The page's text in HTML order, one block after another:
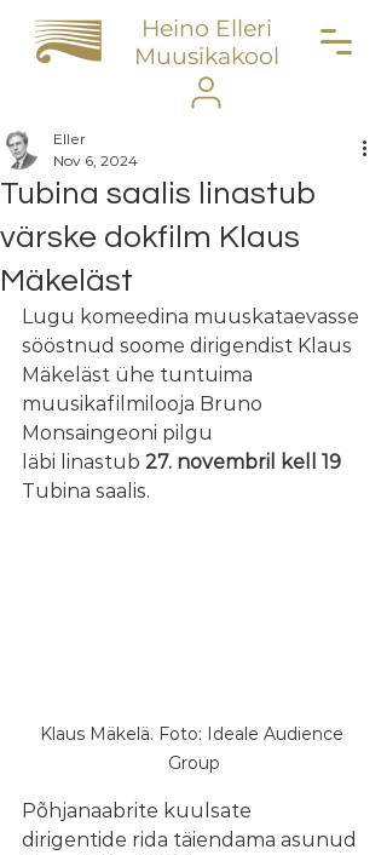
Heino Elleri
Muusikakool
Tubina saalis linastub
värske dokfilm Klaus
Mäkeläst
Eller
Nov 6, 2024
Lugu komeedina muuskataevasse
sööstnud soome dirigendist Klaus
Mäkeläst ühe tuntuima
muusikafilmilooja Bruno
Monsaingeoni pilgu
läbi linastub 27. novembril kell 19
Tubina saalis.
Klaus Mäkelä. Foto: Ideale Audience
Group
Põhjanaabrite kuulsate
dirigentide rida täiendama asunud